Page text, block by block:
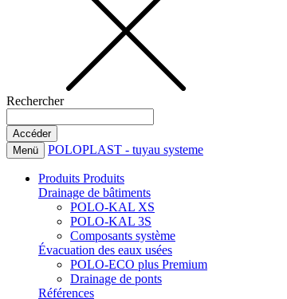
Rechercher
Menü POLOPLAST - tuyau systeme
Produits Produits
Drainage de bâtiments
POLO-KAL XS
POLO-KAL 3S
Composants système
Évacuation des eaux usées
POLO-ECO plus Premium
Drainage de ponts
Références